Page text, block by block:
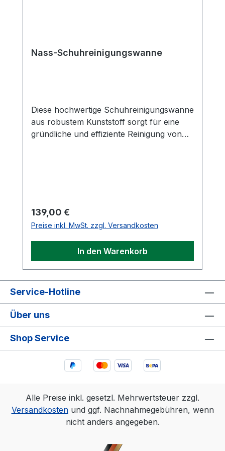
Nass-Schuhreinigungswanne
Diese hochwertige Schuhreinigungswanne
aus robustem Kunststoff sorgt für eine
gründliche und effiziente Reinigung von
ideale Lösung zur Reinigung von Asche-
und Sandplatzschuhen, sowohl auf
Tennisplätzen, Sportanlagen,
Vereinsgeländen als auch auf
Gummigranulat- und Quarzsandplätzen
einsetzbar. Verschmutzungen wie
Ziegelmehl, Sand und Granulat werden
direkt in der Wanne aufgefangen. Dadurch
bleibt die Umgebung sauber und die
Reinigung ist besonders hygienisch und
wartungsarm. Die Wanne ist zudem leicht
zu reinigen und besonders langlebig.
Maße: 600 x 500 mm
Regulärer Preis:
139,00 €
Preise inkl. MwSt. zzgl. Versandkosten
In den Warenkorb
Service-Hotline
Über uns
Shop Service
Alle Preise inkl. gesetzl. Mehrwertsteuer zzgl.
Versandkostenund ggf. Nachnahmegebühren, wenn
nicht anders angegeben.